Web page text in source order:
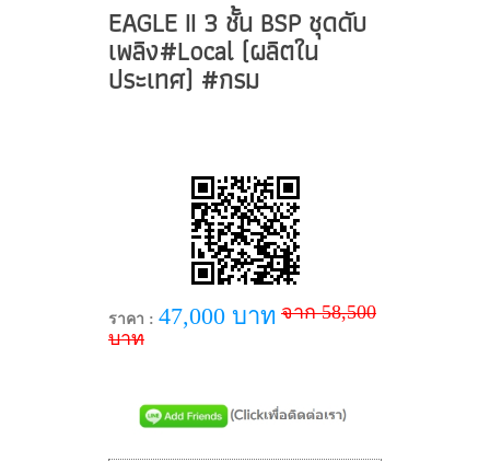
EAGLE II 3 ชั้น BSP ชุดดับ
เพลิง#Local (ผลิตใน
ประเทศ) #กรม
ราคา : 47,000 บาท จาก 58,500
บาท